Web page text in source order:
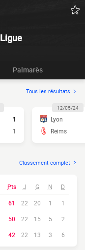
Palmarès
Tous les résultats
1
1
12/05/24
Lyon
Reims
Classement complet
Pts J G N D
61 22 20 1
1
50 22 15 5
2
42 22 13 3 6